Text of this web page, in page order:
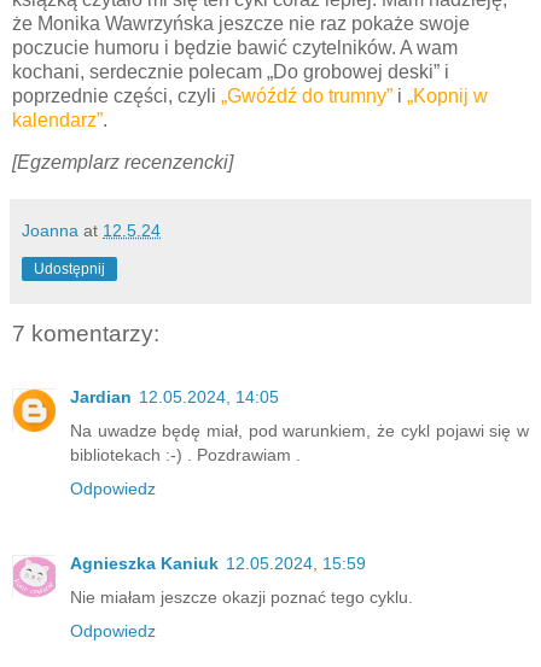
że Monika Wawrzyńska jeszcze nie raz pokaże swoje
poczucie humoru i będzie bawić czytelników. A wam
kochani, serdecznie polecam „Do grobowej deski” i
poprzednie części, czyli „Gwóźdź do trumny” i „Kopnij w
kalendarz”.
[Egzemplarz recenzencki]
Joanna at 12.5.24
Udostępnij
7 komentarzy:
Jardian 12.05.2024, 14:05
Na uwadze będę miał, pod warunkiem, że cykl pojawi się w
bibliotekach :-) . Pozdrawiam .
Odpowiedz
Agnieszka Kaniuk 12.05.2024, 15:59
Nie miałam jeszcze okazji poznać tego cyklu.
Odpowiedz